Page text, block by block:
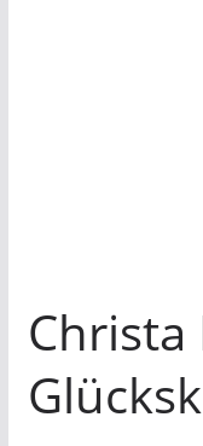
Christa